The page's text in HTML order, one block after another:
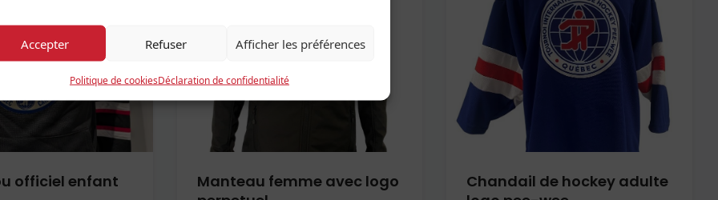
Accepter Refuser Afficher les préférences
Politique de cookiesDéclaration de confidentialité
officiel enfant
Manteau femme avec logo
Chandail de hockey adulte